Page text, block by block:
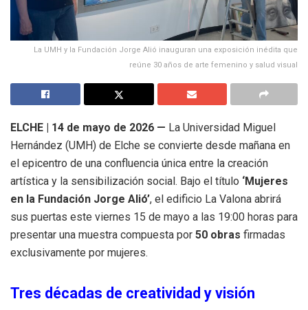
La UMH y la Fundación Jorge Alió inauguran una exposición inédita que
reúne 30 años de arte femenino y salud visual
ELCHE | 14 de mayo de 2026 — La Universidad Miguel
Hernández (UMH) de Elche se convierte desde mañana en
el epicentro de una confluencia única entre la creación
artística y la sensibilización social . Bajo el título ‘Mujeres
en la Fundación Jorge Alió’, el edificio La Valona abrirá
sus puertas este viernes 15 de mayo a las 19:00 horas para
presentar una muestra compuesta por 50 obras firmadas
exclusivamente por mujeres.
Tres décadas de creatividad y visión